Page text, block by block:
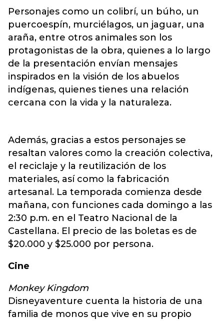
Personajes como un colibrí, un búho, un
puercoespín, murciélagos, un jaguar, una
araña, entre otros animales son los
protagonistas de la obra, quienes a lo largo
de la presentación envían mensajes
inspirados en la visión de los abuelos
indígenas, quienes tienes una relación
cercana con la vida y la naturaleza.
Además, gracias a estos personajes se
resaltan valores como la creación colectiva,
el reciclaje y la reutilización de los
materiales, así como la fabricación
artesanal. La temporada comienza desde
mañana, con funciones cada domingo a las
2:30 p.m. en el Teatro Nacional de la
Castellana. El precio de las boletas es de
$20.000 y $25.000 por persona.
Cine
Monkey Kingdom
Disneyaventure cuenta la historia de una
familia de monos que vive en su propio